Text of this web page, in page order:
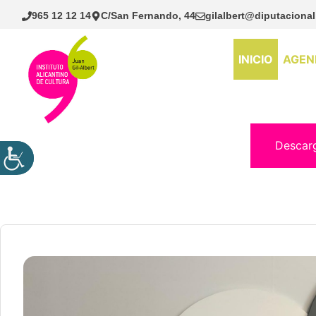
Saltar
965 12 12 14 C/San Fernando, 44
INICIO